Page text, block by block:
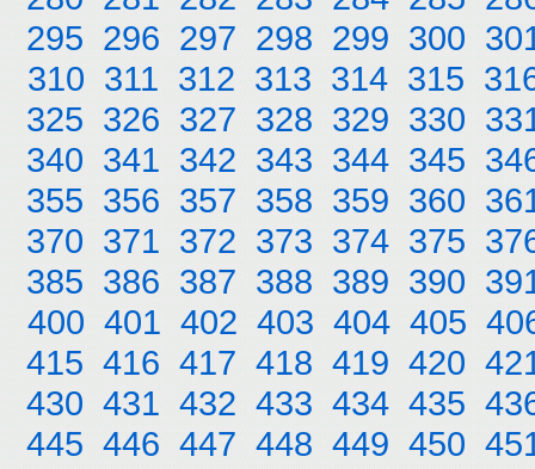
295 296 297 298 299 300
310 311 312 313 314 315
325 326 327 328 329 330
340 341 342 343 344 345
355 356 357 358 359 360
370 371 372 373 374 375
385 386 387 388 389 390
400 401 402 403 404 405
415 416 417 418 419 420
430 431 432 433 434 435
445 446 447 448 449 450